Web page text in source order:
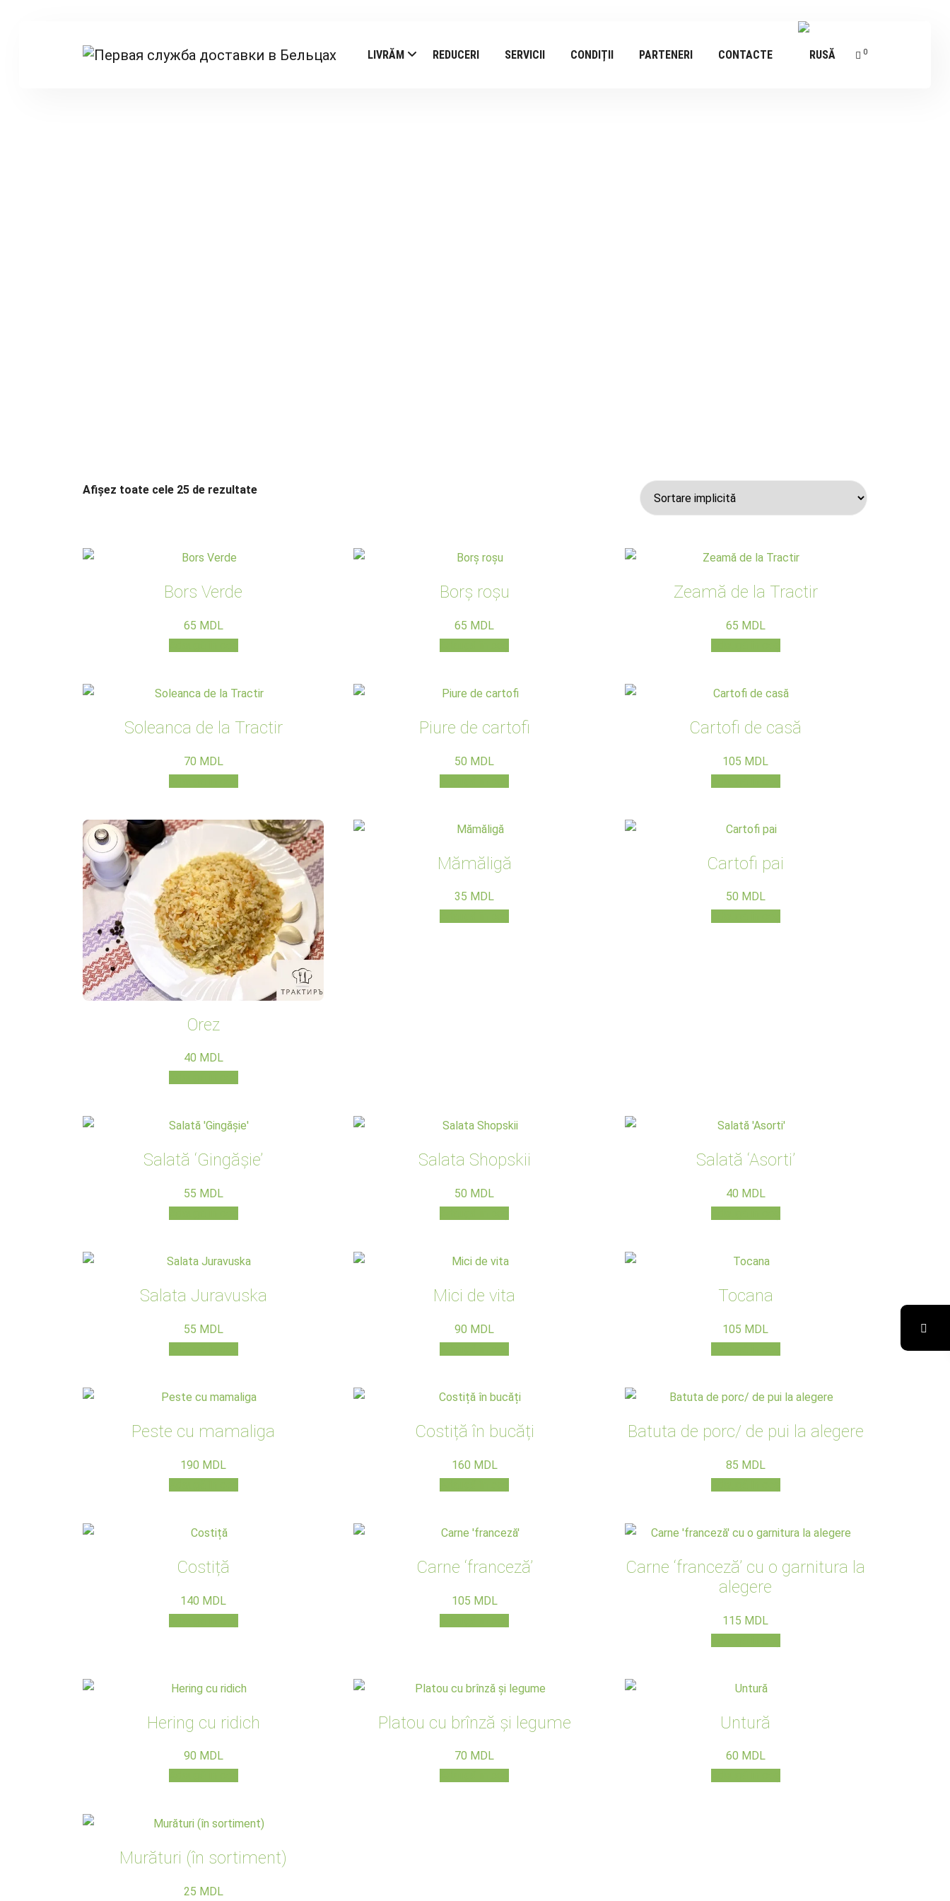
LIVRĂM REDUCERI SERVICII CONDIȚII PARTENERI CONTACTE 0
Afișez toate cele 25 de rezultate
Bors Verde
65 MDL
Borș roșu
65 MDL
Zeamă de la Tractir
65 MDL
Soleanca de la Tractir
70 MDL
Piure de cartofi
50 MDL
Cartofi de casă
105 MDL
Orez
40 MDL
Mămăligă
35 MDL
Cartofi pai
50 MDL
Salată ‘Gingășie’
55 MDL
Salata Shopskii
50 MDL
Salată ‘Asorti’
40 MDL
Salata Juravuska
55 MDL
Mici de vita
90 MDL
Tocana
105 MDL
Peste cu mamaliga
190 MDL
Costiță în bucăți
160 MDL
Batuta de porc/ de pui la alegere
85 MDL
Costiță
140 MDL
Carne ‘franceză’
105 MDL
Carne ‘franceză’ cu o garnitura la
alegere
115 MDL
Hering cu ridich
90 MDL
Platou cu brînză și legume
70 MDL
Untură
60 MDL
Murături (în sortiment)
25 MDL